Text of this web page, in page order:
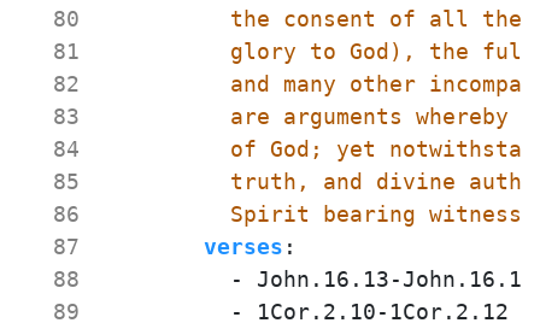
  80
  81
  82
  83
  84
  85
  86
  87
  88
  89
Spirit bearing witness
verses :
- John.16.13-John.16.14
- 1Cor.2.10-1Cor.2.12